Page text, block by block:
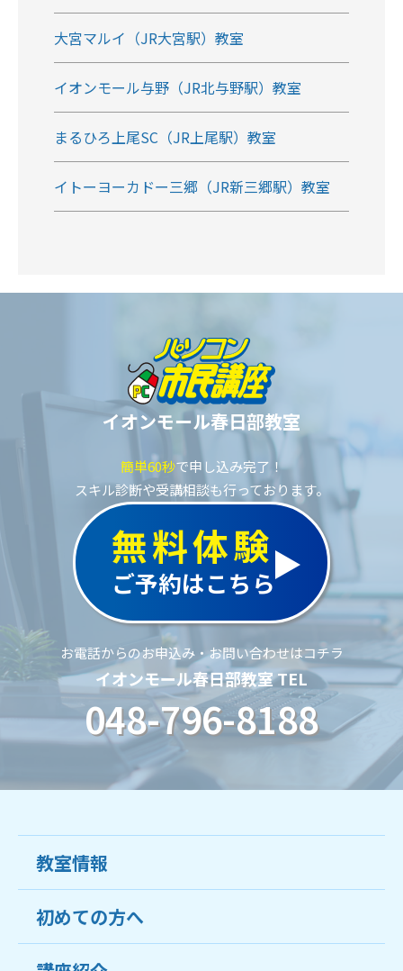
大宮マルイ（JR大宮駅）教室
イオンモール与野（JR北与野駅）教室
まるひろ上尾SC（JR上尾駅）教室
イトーヨーカドー三郷（JR新三郷駅）教室
イオンモール春日部教室
簡単60秒で申し込み完了！
スキル診断や受講相談も行っております。
無料体験
ご予約はこちら
お電話からのお申込み・お問い合わせはコチラ
イオンモール春日部教室 TEL
048-796-8188
教室情報
教室について
初めての方へ